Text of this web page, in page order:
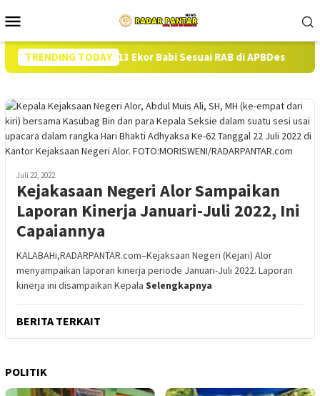
ke
Mobile
TRENDING TODAY
Pengadaan 13 Ekor Babi Sesuai RAB di APBDes
Juli 22, 2022
Kejakasaan Negeri Alor Sampaikan
Laporan Kinerja Januari-Juli 2022, Ini
Capaiannya
KALABAHi,RADARPANTAR.com–Kejaksaan Negeri (Kejari) Alor
menyampaikan laporan kinerja periode Januari-Juli 2022. Laporan
kinerja ini disampaikan Kepala Selengkapnya
BERITA TERKAIT
POLITIK